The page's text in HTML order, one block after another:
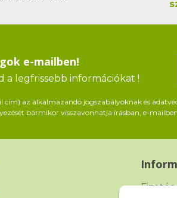
e-mailben!
a legfrissebb információkat !
cím) az alkalmazandó jogszabályoknak és
bármikor visszavonhatja írásban, e-
Fizetés